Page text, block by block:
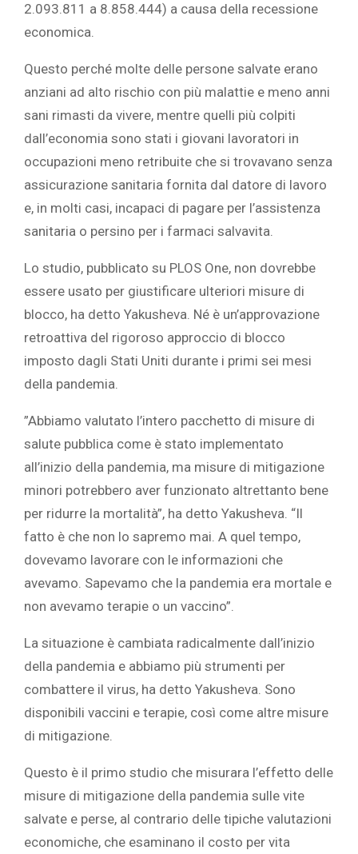
2.093.811 a 8.858.444) a causa della recessione
economica. ‎
‎Questo perché molte delle persone salvate erano
anziani ad alto rischio con più malattie e meno anni
sani rimasti da vivere, mentre quelli più colpiti
dall’economia sono stati i giovani lavoratori in
occupazioni meno retribuite che si trovavano senza
assicurazione sanitaria fornita dal datore di lavoro
e, in molti casi, incapaci di pagare per l’assistenza
sanitaria o persino per i farmaci salvavita.
‎Lo studio, pubblicato su PLOS One, non dovrebbe
essere usato per giustificare ulteriori misure di
blocco, ha detto Yakusheva. Né è un’approvazione
retroattiva del rigoroso approccio di blocco
imposto dagli Stati Uniti durante i primi sei mesi
della pandemia. ‎
‎”Abbiamo valutato l’intero pacchetto di misure di
salute pubblica come è stato implementato
all’inizio della pandemia, ma misure di mitigazione
minori potrebbero aver funzionato altrettanto bene
per ridurre la mortalità”, ha detto Yakusheva. “Il
fatto è che non lo sapremo mai. A quel tempo,
dovevamo lavorare con le informazioni che
avevamo. Sapevamo che la pandemia era mortale e
non avevamo terapie o un vaccino”. ‎
‎La situazione è cambiata radicalmente dall’inizio
della pandemia e abbiamo più strumenti per
combattere il virus, ha detto Yakusheva. Sono
disponibili vaccini e terapie, così come altre misure
di mitigazione. ‎
‎Questo è il primo studio che misurara l’effetto delle
misure di mitigazione della pandemia sulle vite
salvate e perse, al contrario delle tipiche valutazioni
economiche, che esaminano il costo per vita